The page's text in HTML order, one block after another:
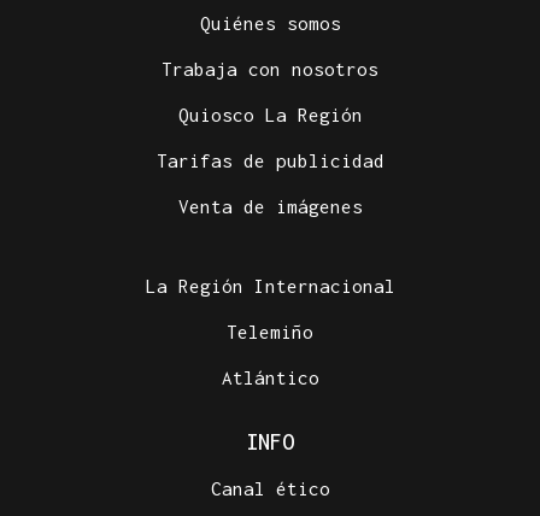
Quiénes somos
Trabaja con nosotros
Quiosco La Región
Tarifas de publicidad
Venta de imágenes
La Región Internacional
Telemiño
Atlántico
INFO
Canal ético